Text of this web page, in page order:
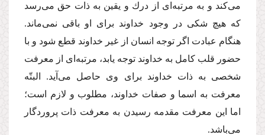
مى‌كند و به مرتبه‌اى از درك و یقین به ذات حق مى‌رسد
كه هیچ شكى در وجود خداوند براى او باقى نمى‌ماند.
هنگام عبادت اگر توجه انسان از غیر خداوند قطع شود و با
حضور قلب كامل به خداوند توجه یابد، مرتبه‌اى از معرفت
شخصى به ذات خداوند براى وى حاصل مى‌آید. البتّه
معرفت به اسما و صفات خداوند، مطلوب و لازم است؛
اما این معرفت مقدمه رسیدن به معرفت ذات پروردگار
مى‌باشد.